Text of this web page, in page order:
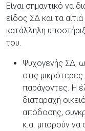
Είναι σημαντικό να
είδος ΣΔ και τα
κατάλληλη
του.
Ψυχογενής ΣΔ,
στις
παράγοντες. Η
διαταραχή
απόδοσης,
κ.α. μπορούν να